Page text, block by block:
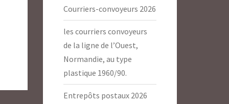
Courriers-convoyeurs 2026
les courriers convoyeurs
de la ligne de l’Ouest,
Normandie, au type
plastique 1960/90.
Entrepôts postaux 2026